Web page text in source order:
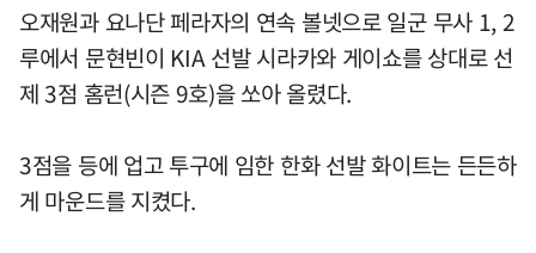
오재원과 요나단 페라자의 연속 볼넷으로 일군 무사 1, 2
루에서 문현빈이 KIA 선발 시라카와 게이쇼를 상대로 선
제 3점 홈런(시즌 9호)을 쏘아 올렸다.
3점을 등에 업고 투구에 임한 한화 선발 화이트는 든든하
게 마운드를 지켰다.